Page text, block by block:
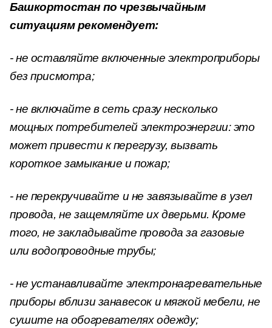
Башкортостан по чрезвычайным
ситуациям рекомендует:
- не оставляйте включенные электроприборы
без присмотра;
- не включайте в сеть сразу несколько
мощных потребителей электроэнергии: это
может привести к перегрузу, вызвать
короткое замыкание и пожар;
- не перекручивайте и не завязывайте в узел
провода, не защемляйте их дверьми. Кроме
того, не закладывайте провода за газовые
или водопроводные трубы;
- не устанавливайте электронагревательные
приборы вблизи занавесок и мягкой мебели, не
сушите на обогревателях одежду;